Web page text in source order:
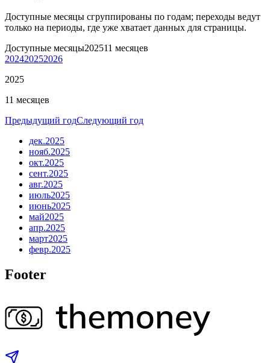
Доступные месяцы сгруппированы по годам; переходы ведут
только на периоды, где уже хватает данных для страницы.
Доступные месяцы202511 месяцев
202420252026
2025
11 месяцев
Предыдущий годСледующий год
дек.2025
нояб.2025
окт.2025
сент.2025
авг.2025
июль2025
июнь2025
май2025
апр.2025
март2025
февр.2025
Footer